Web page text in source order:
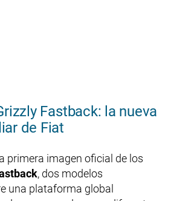
Fastback: la nueva
de Fiat
primera imagen oficial de los
, dos modelos
una plataforma global